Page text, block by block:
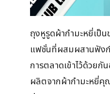
ถุงหูรูดผ้ากำมะหยี่เป็
แฟชั่นที่ผสมผสานฟังก์
การตลาดเข้าไว้ด้วย
ผลิตจากผ้ากำมะหยี่